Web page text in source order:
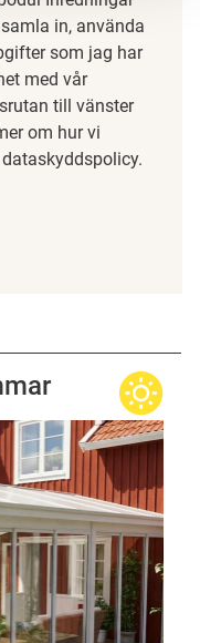
in, använda
som jag har
med vår
till vänster
om hur vi